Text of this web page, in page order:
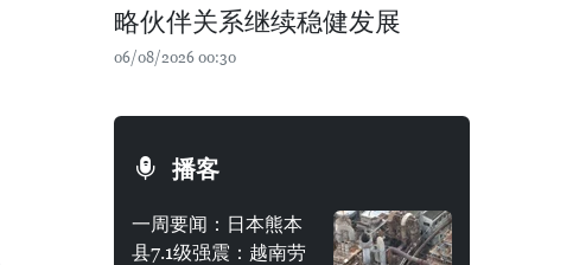
略伙伴关系继续稳健发展
06/08/2026 00:30
播客
一周要闻：日本熊本
县7.1级强震：越南劳